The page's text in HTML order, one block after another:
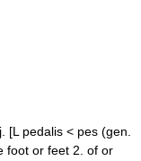
[L pedalis < pes (gen.
foot or feet 2. of or